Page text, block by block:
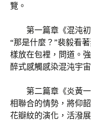
覽。
第一篇章《混沌
“那是什麼？”裴毅看
樣放在包裡，問道。
醉式感觸感染混沌宇
第二篇章《炎黃
相聯合的情勢，將仰
花瓣紋的演化，活潑